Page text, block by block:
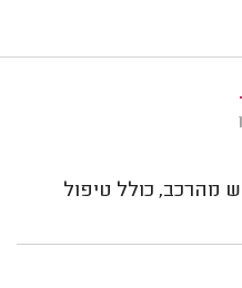
מהרכב, כולל טיפול